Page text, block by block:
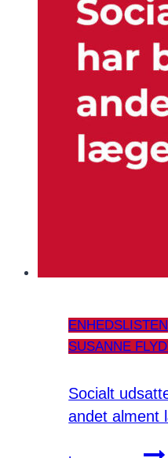
ENHEDSLISTEN
SUSANNE
Socialt
andet alment